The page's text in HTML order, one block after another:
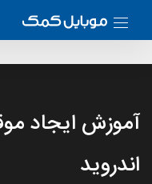
آموزش ایجاد
اندروید